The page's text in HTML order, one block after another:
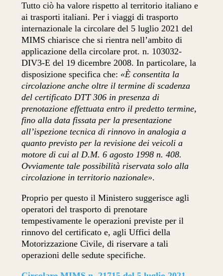
Tutto ciò ha valore rispetto al territorio italiano e
ai trasporti italiani. Per i viaggi di trasporto
internazionale la circolare del 5 luglio 2021 del
MIMS chiarisce che si rientra nell’ambito di
applicazione della circolare prot. n. 103032-
DIV3-E del 19 dicembre 2008. In particolare, la
disposizione specifica che: «È consentita la
circolazione anche oltre il termine di scadenza
del certificato DTT 306 in presenza di
prenotazione effettuata entro il predetto termine,
fino alla data fissata per la presentazione
all’ispezione tecnica di rinnovo in analogia a
quanto previsto per la revisione dei veicoli a
motore di cui al D.M. 6 agosto 1998 n. 408.
Ovviamente tale possibilità riservata solo alla
circolazione in territorio nazionale».
Proprio per questo il Ministero suggerisce agli
operatori del trasporto di prenotare
tempestivamente le operazioni previste per il
rinnovo del certificato e, agli Uffici della
Motorizzazione Civile, di riservare a tali
operazioni delle sedute specifiche.